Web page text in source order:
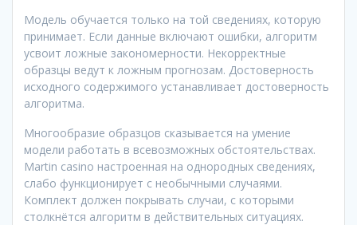
Модель обучается только на той сведениях, которую
принимает. Если данные включают ошибки, алгоритм
усвоит ложные закономерности. Некорректные
образцы ведут к ложным прогнозам. Достоверность
исходного содержимого устанавливает достоверность
алгоритма.
Многообразие образцов сказывается на умение
модели работать в всевозможных обстоятельствах.
Martin casino настроенная на однородных сведениях,
слабо функционирует с необычными случаями.
Комплект должен покрывать случаи, с которыми
столкнётся алгоритм в действительных ситуациях.